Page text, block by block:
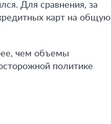
Для сравнения, за
карт на общую
чем объемы
политике